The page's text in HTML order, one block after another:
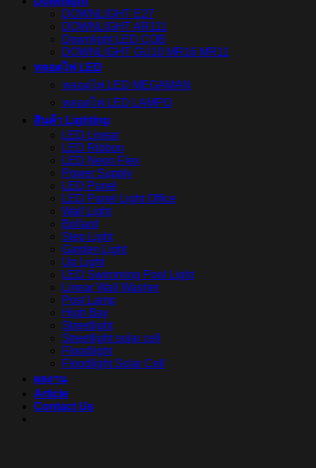
DOWNLIGHT E27
DOWNLIGHT AR111
Downlight LED COB
DOWNLIGHT GU10 MR16 MR11
หลอดไฟ LED
หลอดไฟ LED MEGAMAN
หลอดไฟ LED LAMPO
สินค้า Lighting
LED Linear
LED Ribbon
LED Neon Flex
Power Supply
LED Panel
LED Panel Light Office
Wall Light
Bollard
Step Light
Garden Light
Up Light
LED Swimming Pool Light
Linear Wall Washer
Post Lamp
High Bay
Streetlight
Streetlight solar cell
Floodlight
Floodlight Solar Cell
ผลงาน
Article
Contact Us